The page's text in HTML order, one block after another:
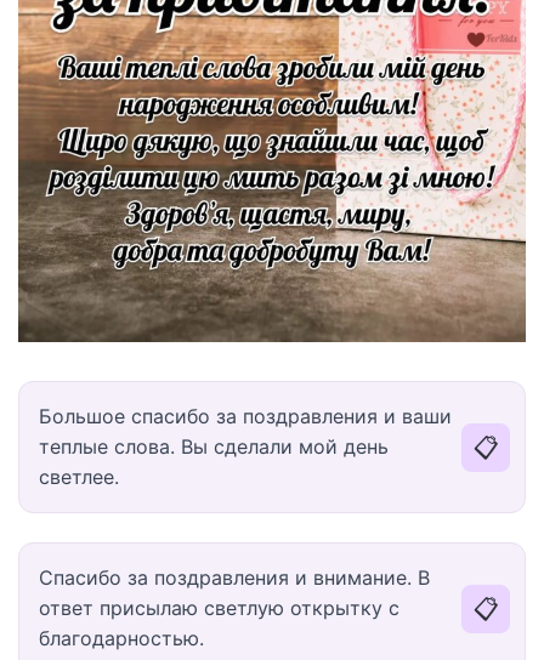
Большое спасибо за поздравления и ваши
теплые слова. Вы сделали мой день
светлее.
📋
Спасибо за поздравления и внимание. В
ответ присылаю светлую открытку с
благодарностью.
📋